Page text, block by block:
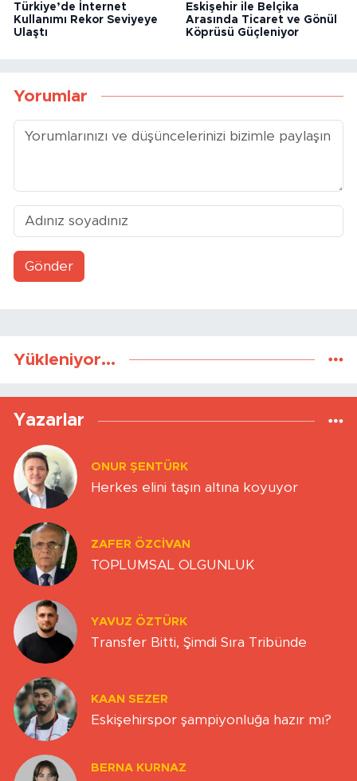
Türkiye’de İnternet
Kullanımı Rekor Seviyeye
Ulaştı
Eskişehir ile Belçika
Arasında Ticaret ve Gönül
Köprüsü Güçleniyor
Yorumlar
Gönder
Yükleniyor...
Yazarlar
ONUR ŞENTÜRK
Herkes elini taşın altına koyuyor
ZAFER ÖZCIVAN
TOPLUMSAL OLGUNLUK
YAVUZ ÖZTÜRK
Transfer Bitti, Şimdi Sıra Tribünde
KAAN SEZER
Eskişehirspor şampiyonluğa hazır mı?
BERNA KURNAZ